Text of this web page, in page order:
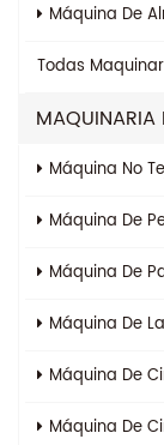
Máquina De
Todas
MAQUINARIA
Máquina No
Máquina De
Máquina De
Máquina De
Máquina De
Máquina De